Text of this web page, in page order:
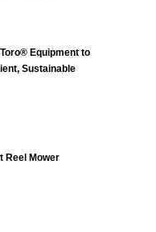
Equipment to
Sustainable
Reel Mower